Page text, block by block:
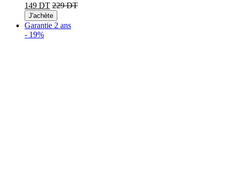
149 DT 229 DT
J'achète
Garantie 2 ans
- 19%